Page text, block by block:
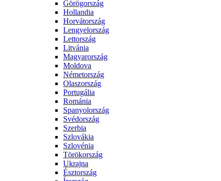
Görögország
Hollandia
Horvátország
Lengyelország
Lettország
Litvánia
Magyarország
Moldova
Németország
Olaszország
Portugália
Románia
Spanyolország
Svédország
Szerbia
Szlovákia
Szlovénia
Törökország
Ukrajna
Észtország